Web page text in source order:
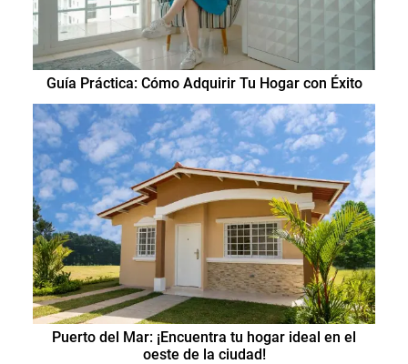
Guía Práctica: Cómo Adquirir Tu Hogar con Éxito
Puerto del Mar: ¡Encuentra tu hogar ideal en el
oeste de la ciudad!